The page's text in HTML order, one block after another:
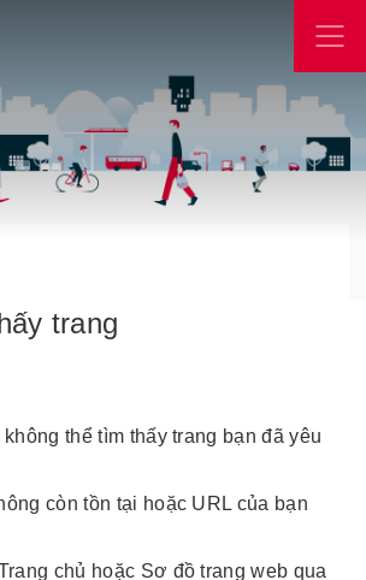
trang
thể tìm thấy trang bạn đã yêu
còn tồn tại hoặc URL của bạn
chủ hoặc Sơ đồ trang web qua